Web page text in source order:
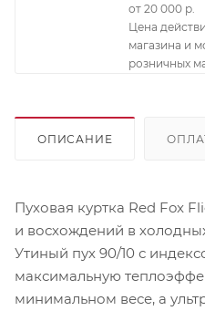
от 20 000 р.
Цена
магазина и
розничных
ОПИСАНИЕ
Пуховая куртка Red Fox
и восхождений в
Утиный пух 90/10 с
максимальную
минимальном весе, а